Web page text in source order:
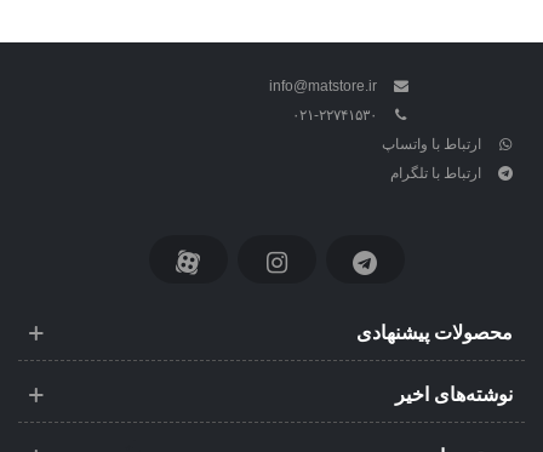
info@matstore.ir
۰۲۱-۲۲۷۴۱۵۳۰
ارتباط با واتساپ
ارتباط با تلگرام
محصولات پیشنهادی
نوشته‌های اخیر